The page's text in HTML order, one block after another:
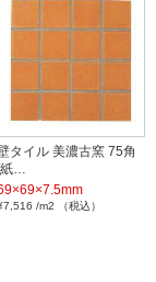
タイル 美濃古窯 75角
[紙…
/m2 （税込）